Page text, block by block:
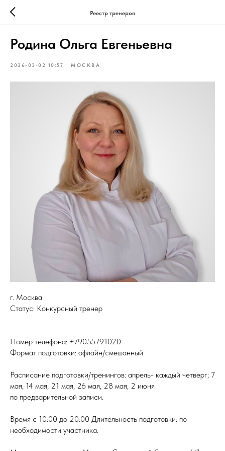
Реестр тренеров
Родина Ольга Евгеньевна
2026-03-02 10:57 МОСКВА
г. Москва
Статус: Конкурсный тренер
Номер телефона: +79055791020
Формат подготовки: офлайн/смешанный
Расписание подготовки/тренингов: апрель- каждый четверг; 7
мая, 14 мая, 21 мая, 26 мая, 28 мая, 2 июня
по предварительной записи.
Время с 10:00 до 20:00 Длительность подготовки: по
необходимости участника.